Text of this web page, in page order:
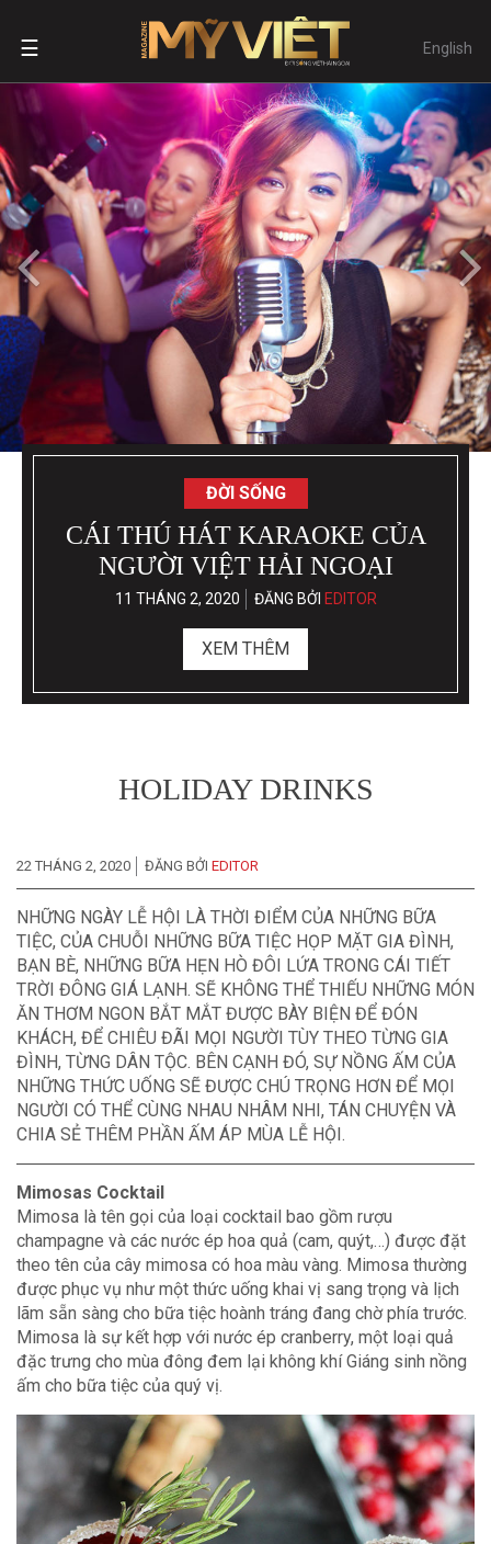
☰ English
ĐỜI SỐNG
CÁI THÚ HÁT KARAOKE CỦA
NGƯỜI VIỆT HẢI NGOẠI
11 THÁNG 2, 2020 ĐĂNG BỞI EDITOR
XEM THÊM
HOLIDAY DRINKS
22 THÁNG 2, 2020 ĐĂNG BỞI EDITOR
NHỮNG NGÀY LỄ HỘI LÀ THỜI ĐIỂM CỦA NHỮNG BỮA
TIỆC, CỦA CHUỖI NHỮNG BỮA TIỆC HỌP MẶT GIA ĐÌNH,
BẠN BÈ, NHỮNG BỮA HẸN HÒ ĐÔI LỨA TRONG CÁI TIẾT
TRỜI ĐÔNG GIÁ LẠNH. SẼ KHÔNG THỂ THIẾU NHỮNG MÓN
ĂN THƠM NGON BẮT MẮT ĐƯỢC BÀY BIỆN ĐỂ ĐÓN
KHÁCH, ĐỂ CHIÊU ĐÃI MỌI NGƯỜI TÙY THEO TỪNG GIA
ĐÌNH, TỪNG DÂN TỘC. BÊN CẠNH ĐÓ, SỰ NỒNG ẤM CỦA
NHỮNG THỨC UỐNG SẼ ĐƯỢC CHÚ TRỌNG HƠN ĐỂ MỌI
NGƯỜI CÓ THỂ CÙNG NHAU NHÂM NHI, TÁN CHUYỆN VÀ
CHIA SẺ THÊM PHẦN ẤM ÁP MÙA LỄ HỘI.
Mimosas Cocktail
Mimosa là tên gọi của loại cocktail bao gồm rượu
champagne và các nước ép hoa quả (cam, quýt,…) được đặt
theo tên của cây mimosa có hoa màu vàng. Mimosa thường
được phục vụ như một thức uống khai vị sang trọng và lịch
lãm sẵn sàng cho bữa tiệc hoành tráng đang chờ phía trước.
Mimosa là sự kết hợp với nước ép cranberry, một loại quả
đặc trưng cho mùa đông đem lại không khí Giáng sinh nồng
ấm cho bữa tiệc của quý vị.